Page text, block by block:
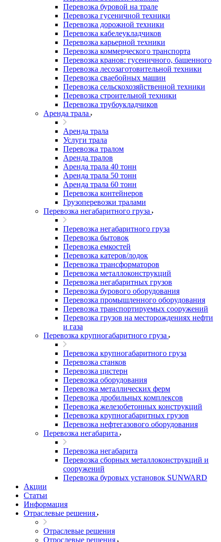
Перевозка буровой на трале
Перевозка гусеничной техники
Перевозка дорожной техники
Перевозка кабелеукладчиков
Перевозка карьерной техники
Перевозка коммерческого транспорта
Перевозка кранов: гусеничного, башенного
Перевозка лесозаготовительной техники
Перевозка сваебойных машин
Перевозка сельскохозяйственной техники
Перевозка строительной техники
Перевозка трубоукладчиков
Аренда трала
Аренда трала
Услуги трала
Перевозка тралом
Аренда тралов
Аренда трала 40 тонн
Аренда трала 50 тонн
Аренда трала 60 тонн
Перевозка контейнеров
Грузоперевозки тралами
Перевозка негабаритного груза
Перевозка негабаритного груза
Перевозка бытовок
Перевозка емкостей
Перевозка катеров/лодок
Перевозка трансформаторов
Перевозка металлоконструкций
Перевозка негабаритных грузов
Перевозка бурового оборудования
Перевозка промышленного оборудования
Перевозка транспортируемых сооружений
Перевозка грузов на месторождениях нефти
и газа
Перевозка крупногабаритного груза
Перевозка крупногабаритного груза
Перевозка станков
Перевозка цистерн
Перевозка оборудования
Перевозка металлических ферм
Перевозка дробильных комплексов
Перевозка железобетонных конструкций
Перевозка крупногабаритных грузов
Перевозка нефтегазового оборудования
Перевозка негабарита
Перевозка негабарита
Перевозка сборных металлоконструкций и
сооружений
Перевозка буровых установок SUNWARD
Акции
Статьи
Информация
Отраслевые решения
Отраслевые решения
Отрослевые решения